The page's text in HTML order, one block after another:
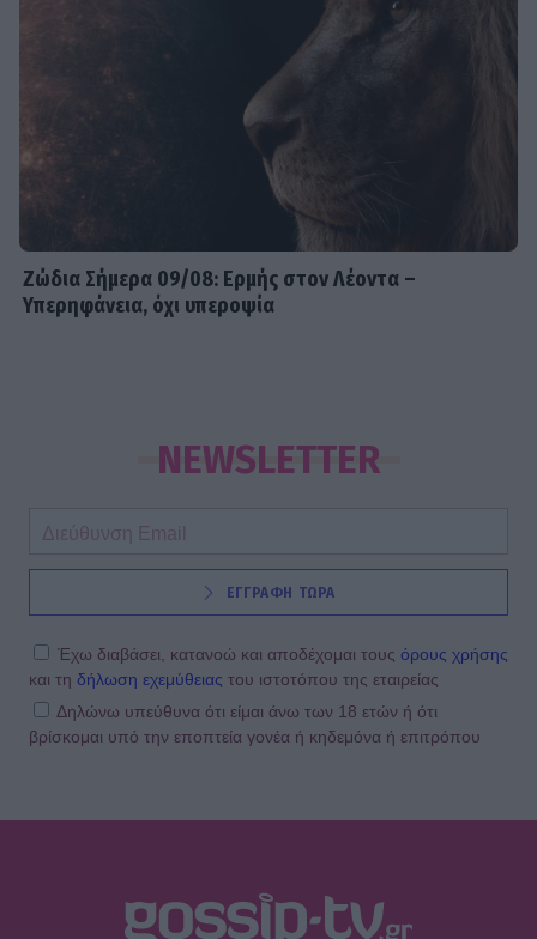
Ζώδια Σήμερα 09/08: Ερμής στον Λέοντα –
Υπερηφάνεια, όχι υπεροψία
NEWSLETTER
ΕΓΓΡΑΦΗ ΤΩΡΑ
Έχω διαβάσει, κατανοώ και αποδέχομαι τους όρους χρήσης
και τη δήλωση εχεμύθειας του ιστοτόπου της εταιρείας
Δηλώνω υπεύθυνα ότι είμαι άνω των 18 ετών ή ότι
βρίσκομαι υπό την εποπτεία γονέα ή κηδεμόνα ή επιτρόπου